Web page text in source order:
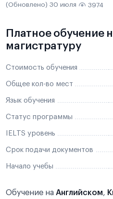
(Обновлено) 30 июля 3974
Платное обучение
магистратуру
Стоимость обучения
Общее кол-во мест
Язык обучения
Статус программы
IELTS уровень
Срок подачи документов
Начало учебы
Обучение на Английском,